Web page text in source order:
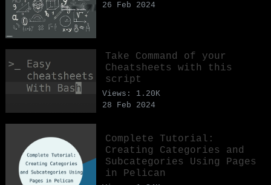
26 Feb 2024
Take Command of your
Cheatsheets with this
script
Views: 1.20K
28 Feb 2024
Complete Tutorial:
Creating Categories and
Subcategories Using Pages
in Pelican